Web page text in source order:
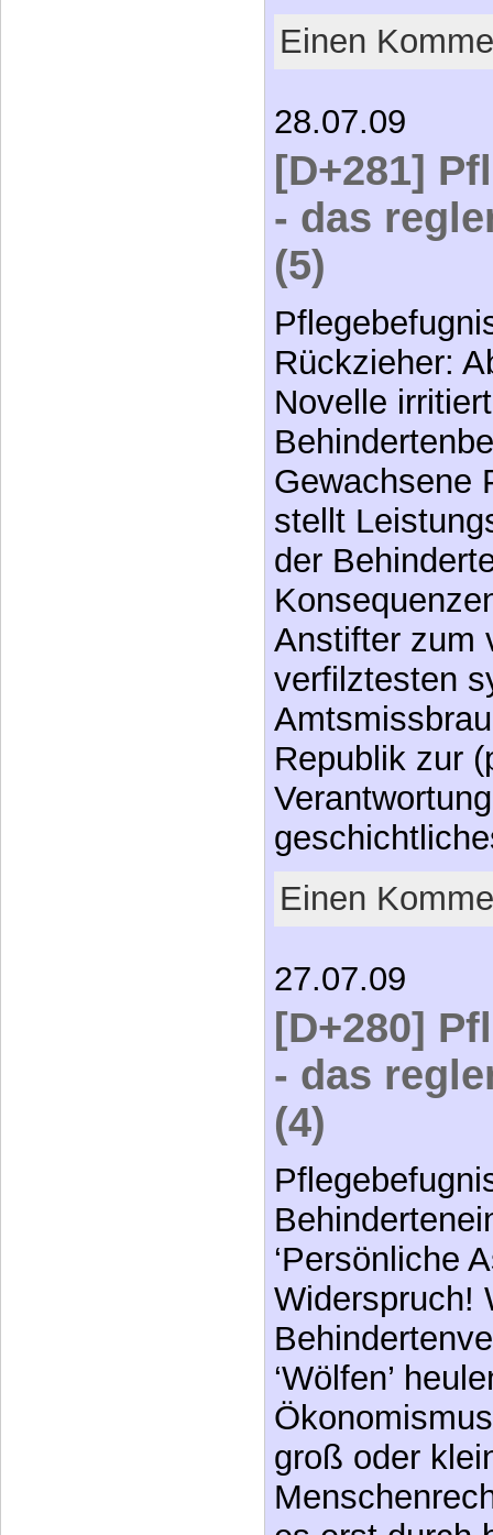
Einen
28.07.09
[D+281]
- das
(5)
Rückzieher:
Novelle irritiert
Gewachsene
stellt
der
Anstifter zum
verfilztesten
Republik zur
Einen
27.07.09
[D+280]
- das
(4)
‘Persönliche
Widerspruch!
‘Wölfen’
groß oder